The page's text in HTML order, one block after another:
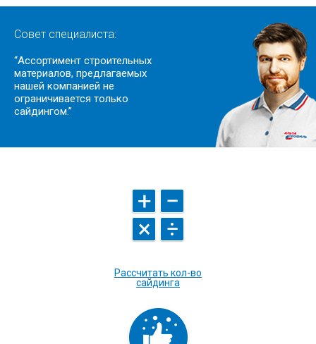
Совет специалиста:
“Ассортимент строительных
материалов, предлагаемых
нашей компанией не
ограничивается только
сайдингом.”
Рассчитать кол-во
сайдинга